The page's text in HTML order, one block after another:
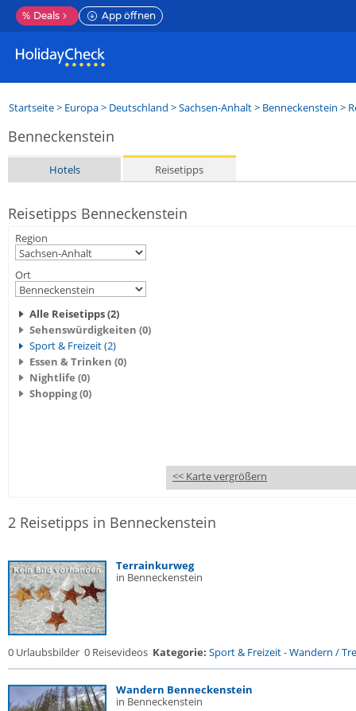
% Deals App öffnen
Startseite> Europa> Deutschland >Sachsen-Anhalt> Benneckenstein >
Benneckenstein
Hotels Reisetipps
Reisetipps Benneckenstein
Region
Ort
Alle Reisetipps (2)
Sehenswürdigkeiten (0)
Sport & Freizeit (2)
Essen & Trinken (0)
Nightlife (0)
Shopping (0)
<< Karte vergrößern
2 Reisetipps in Benneckenstein
Terrainkurweg
in Benneckenstein
0 Urlaubsbilder 0 Reisevideos Kategorie: Sport & Freizeit-Wandern /
Wandern Benneckenstein
in Benneckenstein